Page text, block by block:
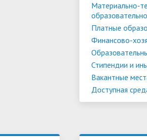
Материально-
Платные
Финансово-
Стипендии и
Вакантные
Доступная